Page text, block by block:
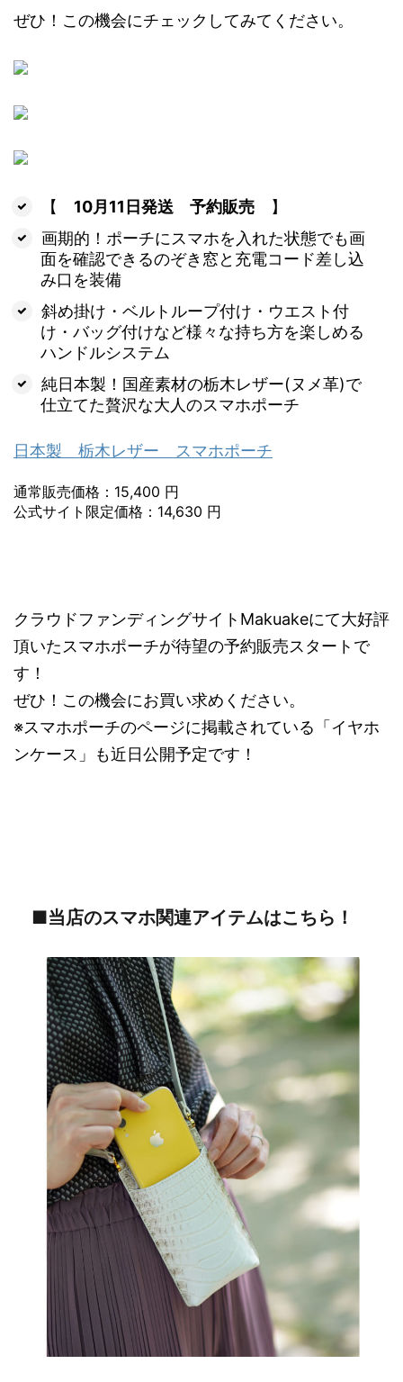
ぜひ！この機会にチェックしてみてください。
【 10月11日発送 予約販売】
画期的！ポーチにスマホを入れた状態でも画
面を確認できるのぞき窓と充電コード差し込
み口を装備
斜め掛け・ベルトループ付け・ウエスト付
け・バッグ付けなど様々な持ち方を楽しめる
ハンドルシステム
純日本製！国産素材の栃木レザー(ヌメ革)で
仕立てた贅沢な大人のスマホポーチ
日本製 栃木レザー スマホポーチ
通常販売価格：15,400 円
公式サイト限定価格：14,630 円
クラウドファンディングサイトMakuakeにて大好評
頂いたスマホポーチが待望の予約販売スタートで
す！
ぜひ！この機会にお買い求めください。
※スマホポーチのページに掲載されている「イヤホ
ンケース」も近日公開予定です！
■当店のスマホ関連アイテムはこちら！